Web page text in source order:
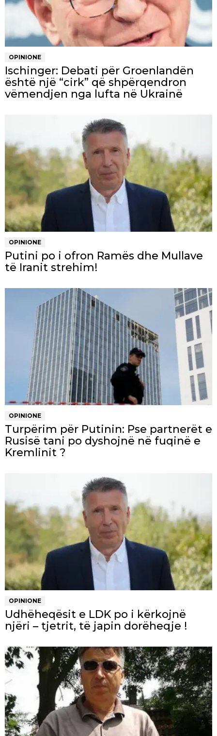
OPINIONE
Ischinger: Debati për Groenlandën
është një “cirk” që shpërqendron
vëmendjen nga lufta në Ukrainë
OPINIONE
Putini po i ofron Ramës dhe Mullave
të Iranit strehim!
OPINIONE
Turpërim për Putinin: Pse partnerët e
Rusisë tani po dyshojnë në fuqinë e
Kremlinit ?
OPINIONE
Udhëheqësit e LDK po i kërkojnë
njëri – tjetrit, të japin dorëheqje !